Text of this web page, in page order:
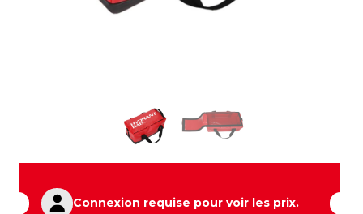
Connexion requise pour voir les prix.